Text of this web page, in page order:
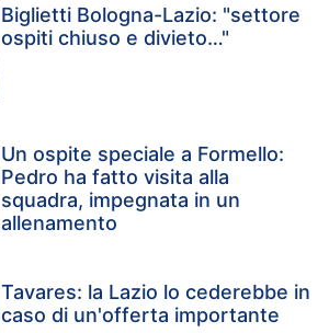
Biglietti Bologna-Lazio: "settore
ospiti chiuso e divieto…"
Un ospite speciale a Formello:
Pedro ha fatto visita alla
squadra, impegnata in un
allenamento
Tavares: la Lazio lo cederebbe in
caso di un'offerta importante